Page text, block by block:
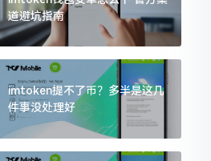
道避坑指南
imtoken提不了币？多半是这几
件事没处理好